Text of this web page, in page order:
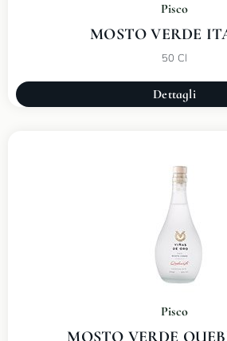
Pisco
MOSTO VERDE
50 Cl
Dettagli
Pisco
MOSTO VERDE